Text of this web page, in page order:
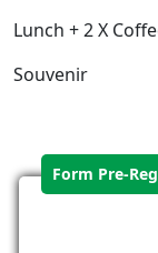
Lunch + 2 X
Souvenir
Form Pre-